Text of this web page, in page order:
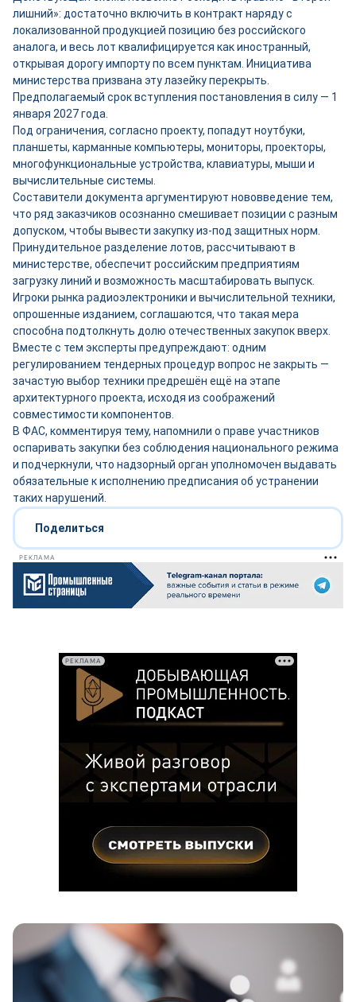
лишний»: достаточно включить в контракт наряду с
локализованной продукцией позицию без российского
аналога, и весь лот квалифицируется как иностранный,
открывая дорогу импорту по всем пунктам. Инициатива
министерства призвана эту лазейку перекрыть.
Предполагаемый срок вступления постановления в силу — 1
января 2027 года.
Под ограничения, согласно проекту, попадут ноутбуки,
планшеты, карманные компьютеры, мониторы, проекторы,
многофункциональные устройства, клавиатуры, мыши и
вычислительные системы.
Составители документа аргументируют нововведение тем,
что ряд заказчиков осознанно смешивает позиции с разным
допуском, чтобы вывести закупку из-под защитных норм.
Принудительное разделение лотов, рассчитывают в
министерстве, обеспечит российским предприятиям
загрузку линий и возможность масштабировать выпуск.
Игроки рынка радиоэлектроники и вычислительной техники,
опрошенные изданием, соглашаются, что такая мера
способна подтолкнуть долю отечественных закупок вверх.
Вместе с тем эксперты предупреждают: одним
регулированием тендерных процедур вопрос не закрыть —
зачастую выбор техники предрешён ещё на этапе
архитектурного проекта, исходя из соображений
совместимости компонентов.
В ФАС, комментируя тему, напомнили о праве участников
оспаривать закупки без соблюдения национального режима
и подчеркнули, что надзорный орган уполномочен выдавать
обязательные к исполнению предписания об устранении
таких нарушений.
Поделиться
РЕКЛАМА
РЕКЛАМА